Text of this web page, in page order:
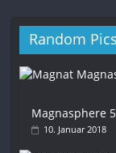
Random Pics
Magnasphere
10. Januar 2018